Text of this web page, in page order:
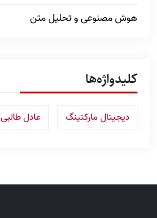
هوش مصنوعی و تحلیل متن
کلیدواژه‌ها
دیجیتال مارکتینگ عادل طالبی